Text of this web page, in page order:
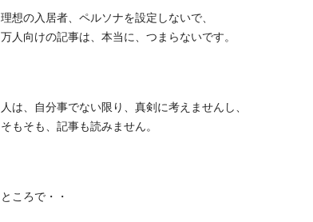
理想の入居者、ペルソナを設定しないで、
万人向けの記事は、本当に、つまらないです。
人は、自分事でない限り、真剣に考えませんし、
そもそも、記事も読みません。
ところで・・